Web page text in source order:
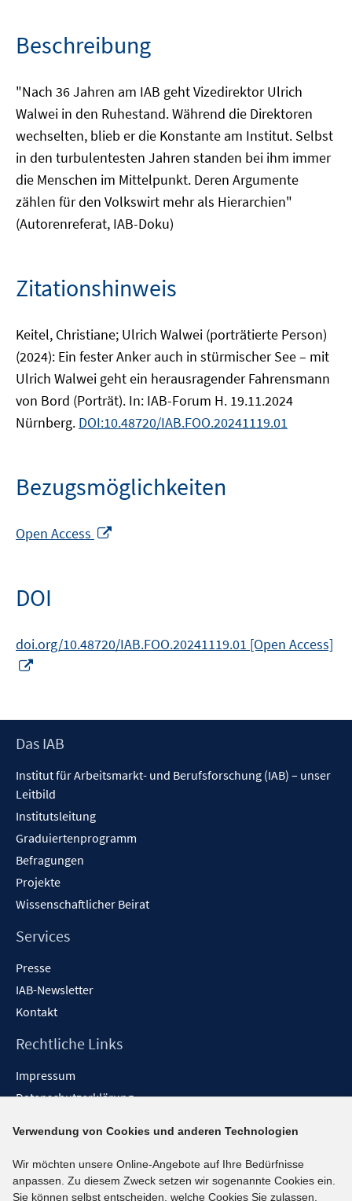
Beschreibung
"Nach 36 Jahren am IAB geht Vizedirektor Ulrich
Walwei in den Ruhestand. Während die Direktoren
wechselten, blieb er die Konstante am Institut. Selbst
in den turbulentesten Jahren standen bei ihm immer
die Menschen im Mittelpunkt. Deren Argumente
zählen für den Volkswirt mehr als Hierarchien"
(Autorenreferat, IAB-Doku)
Zitationshinweis
Keitel, Christiane; Ulrich Walwei (porträtierte Person)
(2024): Ein fester Anker auch in stürmischer See – mit
Ulrich Walwei geht ein herausragender Fahrensmann
von Bord (Porträt). In: IAB-Forum H. 19.11.2024
Nürnberg. DOI:10.48720/IAB.FOO.20241119.01
Bezugsmöglichkeiten
Open Access
DOI
doi.org/10.48720/IAB.FOO.20241119.01 [Open Access]
öffnen
Footer
Das IAB
Institut für Arbeitsmarkt- und Berufsforschung (IAB) – unser
Leitbild
Institutsleitung
Graduiertenprogramm
Befragungen
Projekte
Wissenschaftlicher Beirat
Services
Presse
IAB-Newsletter
Kontakt
Rechtliche Links
Impressum
Datenschutzerklärung
Barrieren melden
Social-Media-Kanäle
Verwendung von Cookies und anderen Technologien
Wir möchten unsere Online-Angebote auf Ihre Bedürfnisse
anpassen. Zu diesem Zweck setzen wir sogenannte Cookies ein.
Sie können selbst entscheiden, welche Cookies Sie zulassen.